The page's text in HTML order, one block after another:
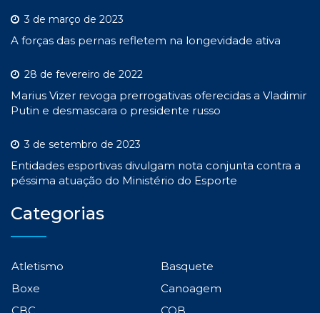
3 de março de 2023
A forças das pernas refletem na longevidade ativa
28 de fevereiro de 2022
Marius Vizer revoga prerrogativas oferecidas a Vladimir
Putin e desmascara o presidente russo
3 de setembro de 2023
Entidades esportivas divulgam nota conjunta contra a
péssima atuação do Ministério do Esporte
Categorias
Atletismo
Basquete
Boxe
Canoagem